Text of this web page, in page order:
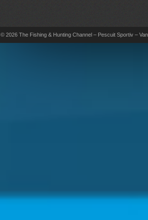
© 2026 The Fishing & Hunting Channel – Pescuit Sportiv –